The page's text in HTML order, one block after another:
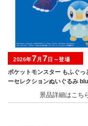
ポケットモンスター もふぐっ
ーセレクションぬいぐるみ
イオーガ・ポッチャマ～
2026年7月 7日～登場